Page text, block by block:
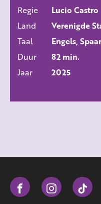
Regie
Lucio Castro
Land
Verenigde
Taal
Engels,
Duur
82 min.
Jaar
2025